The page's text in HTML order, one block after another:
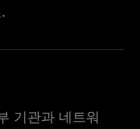
기관과 네트워